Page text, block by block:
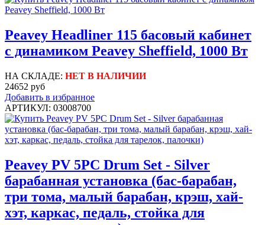
Peavey Headliner 115 басовый кабинет
с динамиком Peavey Sheffield, 1000 Вт
НА СКЛАДЕ: НЕТ В НАЛИЧИИ
24652 руб
Добавить в избранное
АРТИКУЛ: 03008700
Peavey PV 5PC Drum Set - Silver
барабанная установка (бас-барабан,
три тома, малый барабан, крэш, хай-
хэт, каркас, педаль, стойка для